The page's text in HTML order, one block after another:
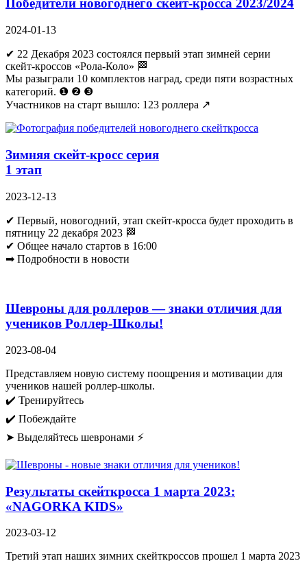
Победители новогоднего скейт-кросса 2023/2024
2024-01-13
✔ 22 Декабря 2023 состоялся первый этап зимней серии
скейт-кроссов «Рола-Коло» 🏁
Мы разыграли 10 комплектов наград, среди пяти возрастных
категорий. ❶ ❷ ❸
Участников на старт вышло: 123 роллера ↗
Зимняя скейт-кросс серия
1 этап
2023-12-13
✔ Первый, новогодний, этап скейт-кросса будет проходить в
пятницу 22 декабря 2023 🏁
✔ Общее начало стартов в 16:00
➡ Подробности в новости
Шевроны для роллеров — знаки отличия для
учеников Роллер-Школы!
2023-08-04
Представляем новую систему поощрения и мотивации для
учеников нашей роллер-школы.
✔️ Тренируйтесь
✔️ Побеждайте
➤ Выделяйтесь шевронами ⚡
Результаты скейткросса 1 марта 2023:
«NAGORKA KIDS»
2023-03-12
Третий этап наших зимних скейткроссов прошел 1 марта 2023